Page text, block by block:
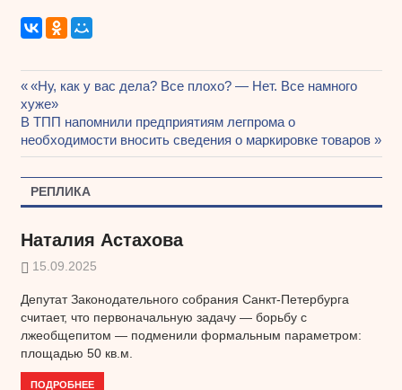
Навигация
по
записям
Предыдущая
запись:
«Ну, как у вас дела? Все плохо? — Нет. Все намного
хуже»
Следующая
запись:
В ТПП напомнили предприятиям легпрома о
необходимости вносить сведения о маркировке товаров
РЕПЛИКА
Наталия Астахова
15.09.2025
Депутат Законодательного собрания Санкт-Петербурга
считает, что первоначальную задачу — борьбу с
лжеобщепитом — подменили формальным параметром:
площадью 50 кв.м.
ПОДРОБНЕЕ